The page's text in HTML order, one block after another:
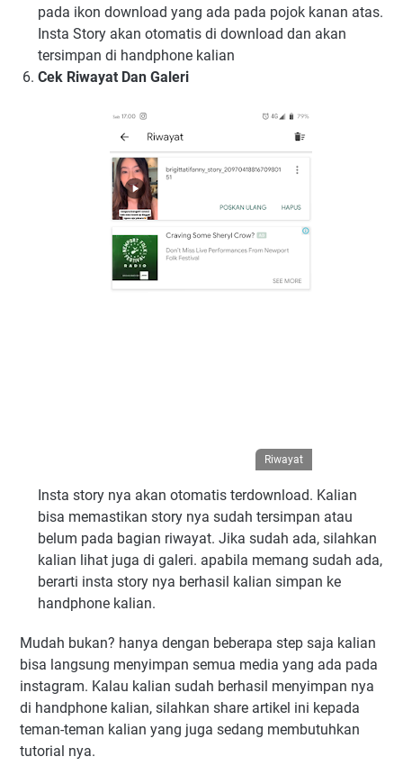
pada ikon download yang ada pada pojok kanan atas.
Insta Story akan otomatis di download dan akan
tersimpan di handphone kalian
Cek Riwayat Dan Galeri
Riwayat
Insta story nya akan otomatis terdownload. Kalian
bisa memastikan story nya sudah tersimpan atau
belum pada bagian riwayat. Jika sudah ada, silahkan
kalian lihat juga di galeri. apabila memang sudah ada,
berarti insta story nya berhasil kalian simpan ke
handphone kalian.
Mudah bukan? hanya dengan beberapa step saja kalian
bisa langsung menyimpan semua media yang ada pada
instagram. Kalau kalian sudah berhasil menyimpan nya
di handphone kalian, silahkan share artikel ini kepada
teman-teman kalian yang juga sedang membutuhkan
tutorial nya.